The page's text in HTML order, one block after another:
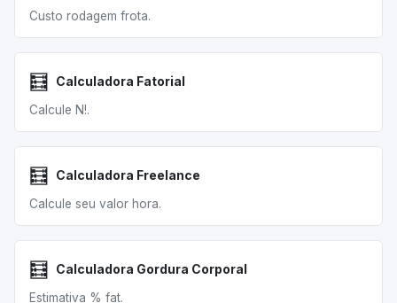
Custo rodagem frota.
🧮 Calculadora Fatorial
Calcule N!.
🧮 Calculadora Freelance
Calcule seu valor hora.
🧮 Calculadora Gordura Corporal
Estimativa % fat.